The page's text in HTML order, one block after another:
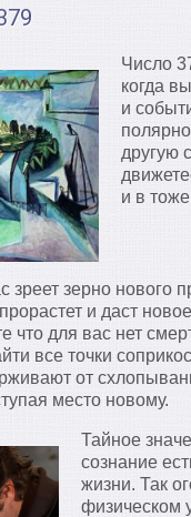
Число
когда
и
другую
и в
зреет зерно нового
и даст
что для вас нет
все точки
от
место новому.
Тайное
сознание
жизни. Так
физическом